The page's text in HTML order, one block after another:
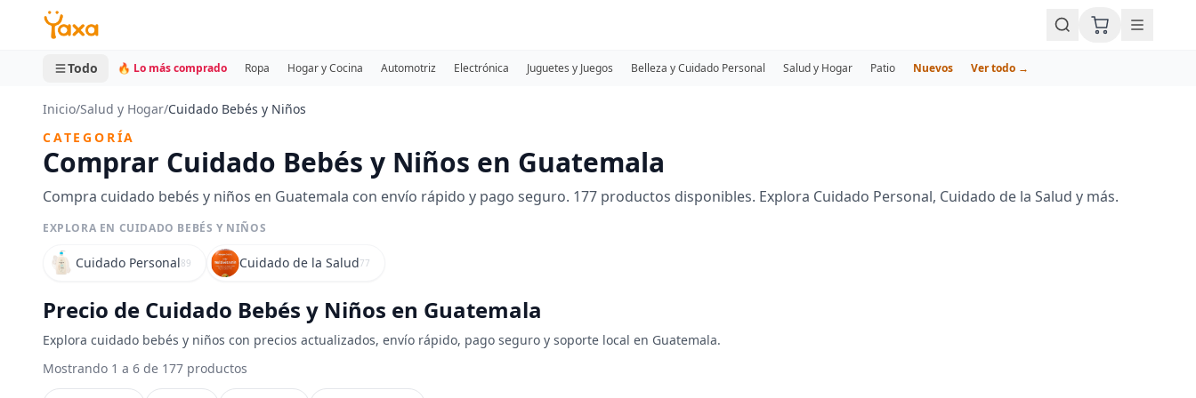
MINI CARRITO
0 productos
Todo 🔥 Lo más comprado Ropa Hogar y Cocina Automotriz Electrónica Juguetes y Juegos Belleza y Cuidado Personal Salud y Hogar Patio Nuevos Ver todo →
Inicio/Salud y Hogar/Cuidado Bebés y Niños
CATEGORÍA
Comprar Cuidado Bebés y Niños en Guatemala
Compra cuidado bebés y niños en Guatemala con envío rápido y pago seguro. 177 productos disponibles. Explora Cuidado Personal, Cuidado de la Salud y más.
EXPLORA EN CUIDADO BEBÉS Y NIÑOS
Cuidado Personal89 Cuidado de la Salud77
Precio de Cuidado Bebés y Niños en Guatemala
Explora cuidado bebés y niños con precios actualizados, envío rápido, pago seguro y soporte local en Guatemala.
Mostrando 1 a 6 de 177 productos